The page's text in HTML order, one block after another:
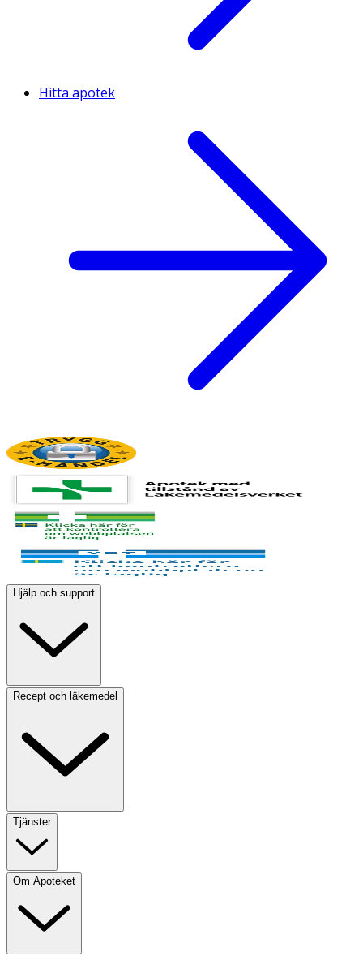
Hitta apotek
Hjälp och support
Recept och läkemedel
Tjänster
Om Apoteket